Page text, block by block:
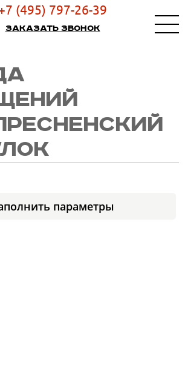
(495) 797-26-39
Заказать звонок
параметры